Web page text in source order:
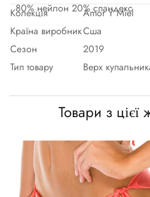
80% нейлон 20% спандекс
Колекція
Amor Y Miel
Країна виробникСша
Сезон
2019
Тип товару
Верх
Товари з цієї